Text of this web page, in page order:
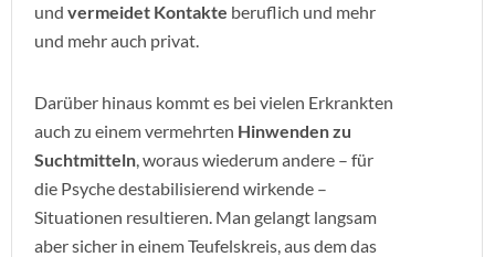
und vermeidet Kontakte beruflich und mehr
und mehr auch privat.
Darüber hinaus kommt es bei vielen Erkrankten
auch zu einem vermehrten Hinwenden zu
Suchtmitteln, woraus wiederum andere – für
die Psyche destabilisierend wirkende –
Situationen resultieren. Man gelangt langsam
aber sicher in einem Teufelskreis, aus dem das